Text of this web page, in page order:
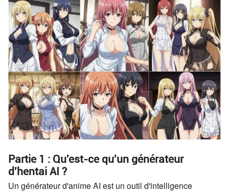
Partie 1 : Qu'est-ce qu'un générateur
d'hentai AI ?
Un générateur d'anime AI est un outil d'intelligence